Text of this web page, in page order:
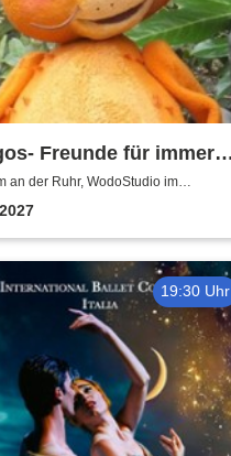
Freunde für immer |
im
Ruhr
an der Ruhr, WodoStudio im
Ruhr
19:30 Uhr